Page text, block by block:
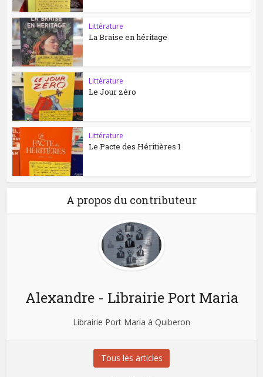
Littérature
La Braise en héritage
Littérature
Le Jour zéro
Littérature
Le Pacte des Héritières 1
A propos du contributeur
Alexandre - Librairie Port Maria
Librairie Port Maria à Quiberon
Tous les articles